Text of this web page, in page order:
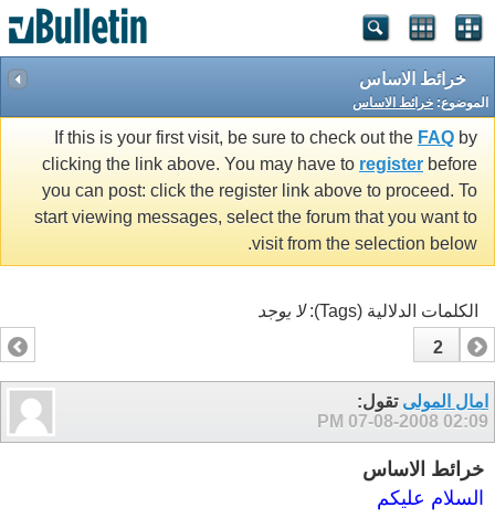
خرائط الاساس
الموضوع: خرائط الاساس
If this is your first visit, be sure to check out the FAQ by
clicking the link above. You may have to register before
you can post: click the register link above to proceed. To
start viewing messages, select the forum that you want to
visit from the selection below.
الكلمات الدلالية (Tags):
لا يوجد
1
2
امال المولى تقول:
07-08-2008 02:09 PM
خرائط الاساس
السلام عليكم